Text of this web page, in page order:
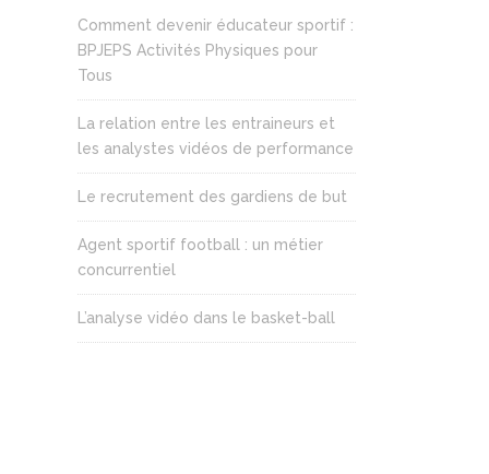
Comment devenir éducateur sportif :
BPJEPS Activités Physiques pour
Tous
La relation entre les entraineurs et
les analystes vidéos de performance
Le recrutement des gardiens de but
Agent sportif football : un métier
concurrentiel
L’analyse vidéo dans le basket-ball